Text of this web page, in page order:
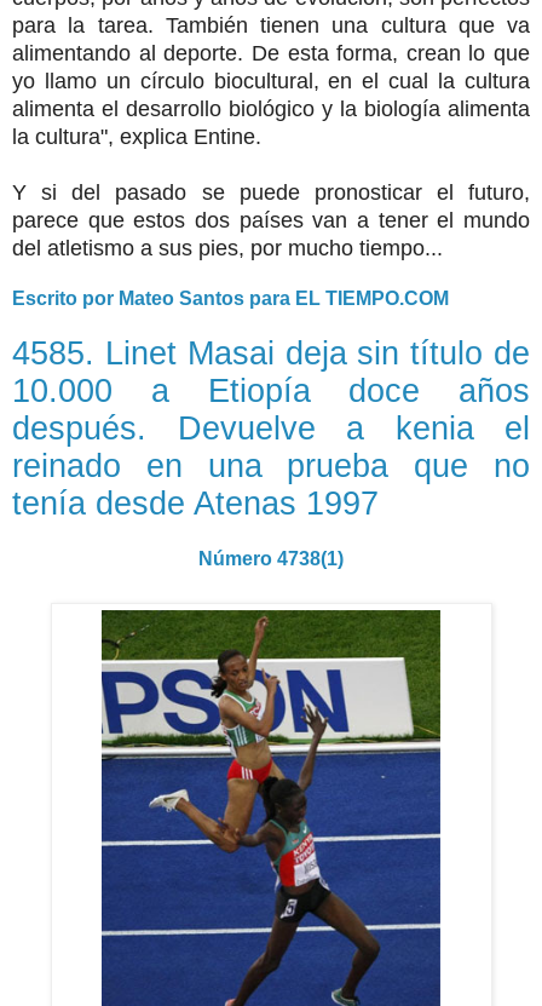
para la tarea. También tienen una cultura que va
alimentando al deporte. De esta forma, crean lo que
yo llamo un círculo biocultural, en el cual la cultura
alimenta el desarrollo biológico y la biología alimenta
la cultura", explica Entine.
Y si del pasado se puede pronosticar el futuro,
parece que estos dos países van a tener el mundo
del atletismo a sus pies, por mucho tiempo...
Escrito por Mateo Santos para EL TIEMPO.COM
4585. Linet Masai deja sin título de
10.000 a Etiopía doce años
después. Devuelve a kenia el
reinado en una prueba que no
tenía desde Atenas 1997
Número 4738(1)